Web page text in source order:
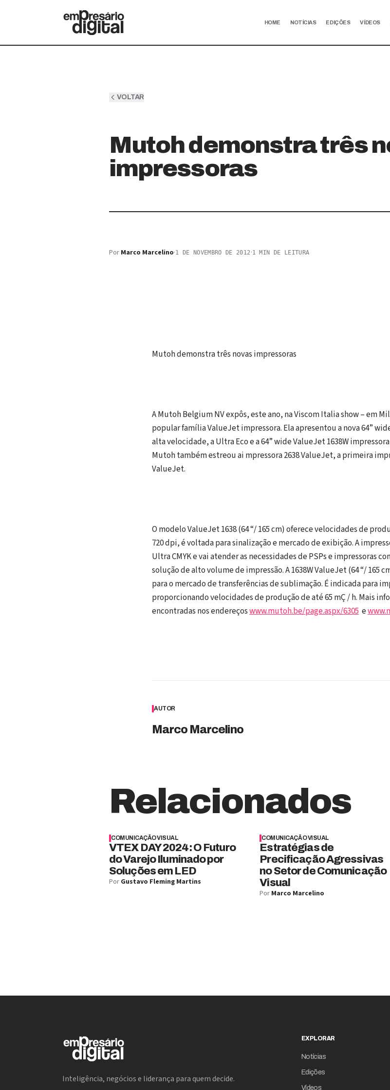
HOME NOTÍCIAS EDIÇÕES VÍDEOS
VOLTAR
Mutoh demonstra três
impressoras
Por Marco Marcelino·1 DE NOVEMBRO DE 2012·1MIN DE LEITURA
Mutoh demonstra três novas impressoras
A Mutoh Belgium NV expôs, este ano, na Viscom Italia show – em
popular família ValueJet impressora. Ela apresentou a nova 64”
alta velocidade, a Ultra Eco e a 64” wide ValueJet 1638W
Mutoh também estreou ai mpressora 2638 ValueJet, a primeira
ValueJet.
O modelo ValueJet 1638 (64 “/ 165 cm) oferece velocidades de
720 dpi, é voltada para sinalização e mercado de exibição. A
Ultra CMYK e vai atender as necessidades de PSPs e impressoras
solução de alto volume de impressão. A 1638W ValueJet (64 “/ 165
para o mercado de transferências de sublimação. É indicada para
proporcionando velocidades de produção de até 65 mÇ / h. Mais
encontradas nos endereçoswww.mutoh.be/page.aspx/6305 e
AUTOR
Marco Marcelino
Relacionados
COMUNICAÇÃO VISUAL
VTEX DAY 2024: O Futuro
do Varejo Iluminado por
Soluções em LED
Por Gustavo Fleming Martins
COMUNICAÇÃO VISUAL
Estratégias de
Precificação Agressivas
no Setor de Comunicação
Visual
Por Marco Marcelino
Inteligência, negócios e liderança para quem decide.
EXPLORAR
Notícias
Edições
Vídeos